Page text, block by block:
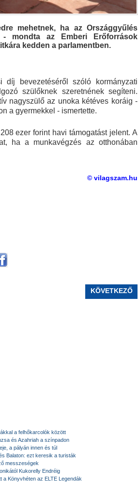
mehetnek, ha az Országgyűlés
mondta az Emberi Erőforrások
kedden a parlamentben.
díj bevezetéséről szóló kormányzati
szülőknek szeretnének segíteni.
nagyszülő az unoka kétéves koráig -
a gyermekkel - ismertette.
ezer forint havi támogatást jelent. A
ha a munkavégzés az otthonában
© vilagszam.hu
KÖVETKEZŐ
a felhőkarcolók között
és Azahriah a színpadon
a pályán innen és túl
Balaton: ezt keresik a turisták
messzeségek
Kukorelly Endréig
a Könyvhéten az ELTE Legendák